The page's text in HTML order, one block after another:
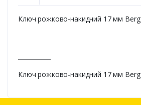
Ключ рожково-накидний 17 мм Berg
Ключ рожково-накидний 17 мм Berg